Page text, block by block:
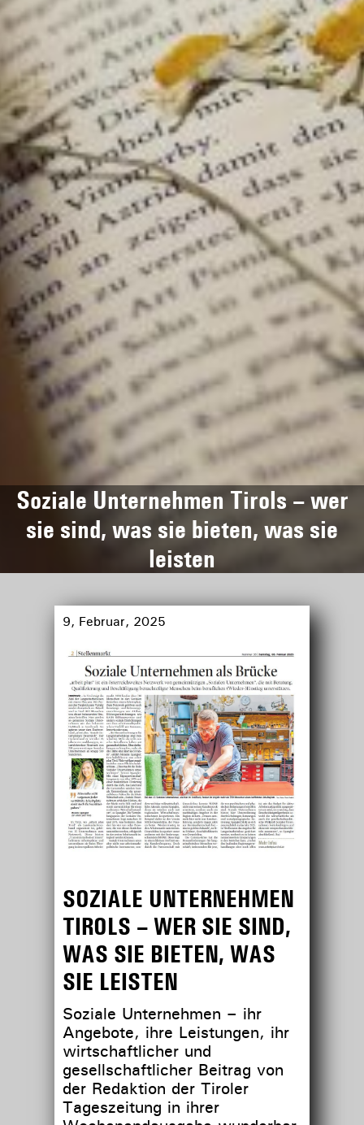
Soziale Unternehmen Tirols – wer
sie sind, was sie bieten, was sie
leisten
9, Februar, 2025
SOZIALE UNTERNEHMEN
TIROLS – WER SIE SIND,
WAS SIE BIETEN, WAS
SIE LEISTEN
Soziale Unternehmen – ihr
Angebote, ihre Leistungen, ihr
wirtschaftlicher und
gesellschaftlicher Beitrag von
der Redaktion der Tiroler
Tageszeitung in ihrer